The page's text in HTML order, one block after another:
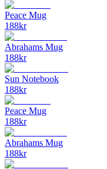
Peace Mug
188kr
Abrahams Mug
188kr
Sun Notebook
188kr
Peace Mug
188kr
Abrahams Mug
188kr